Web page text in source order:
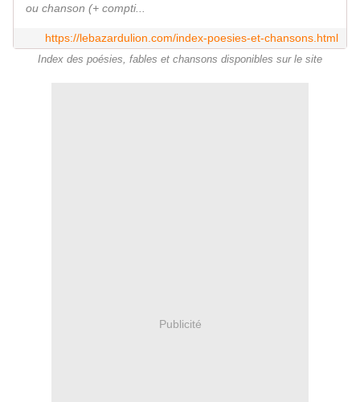
ou chanson (+ compti...
https://lebazardulion.com/index-poesies-et-chansons.html
Index des poésies, fables et chansons disponibles sur le site
Publicité